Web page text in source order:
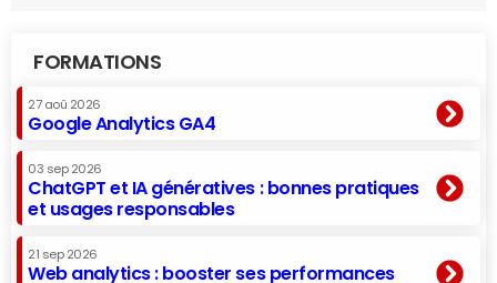
FORMATIONS
27 aoû 2026
Google Analytics GA4
03 sep 2026
ChatGPT et IA génératives : bonnes pratiques
et usages responsables
21 sep 2026
Web analytics : booster ses performances